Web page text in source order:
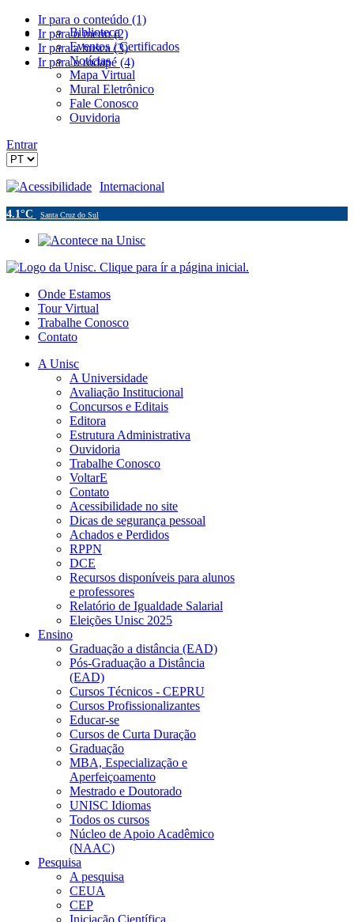
Ir para o conteúdo (1)
Ir para o menu (2)
Ir para a busca (3)
Ir para o rodapé (4)
Biblioteca
Eventos / Certificados
Notícias
Mapa Virtual
Mural Eletrônico
Fale Conosco
Ouvidoria
Entrar
Acessibilidade Internacional
4.1°C Santa Cruz do Sul
Onde Estamos
Tour Virtual
Trabalhe Conosco
Contato
A Unisc
A Universidade
Avaliação Institucional
Concursos e Editais
Editora
Estrutura Administrativa
Ouvidoria
Trabalhe Conosco
VoltarE
Contato
Acessibilidade no site
Dicas de segurança pessoal
Achados e Perdidos
RPPN
DCE
Recursos disponíveis para alunos
e professores
Relatório de Igualdade Salarial
Eleições Unisc 2025
Ensino
Graduação a distância (EAD)
Pós-Graduação a Distância
(EAD)
Cursos Técnicos - CEPRU
Cursos Profissionalizantes
Educar-se
Cursos de Curta Duração
Graduação
MBA, Especialização e
Aperfeiçoamento
Mestrado e Doutorado
UNISC Idiomas
Todos os cursos
Núcleo de Apoio Acadêmico
(NAAC)
Pesquisa
A pesquisa
CEUA
CEP
Iniciação Científica